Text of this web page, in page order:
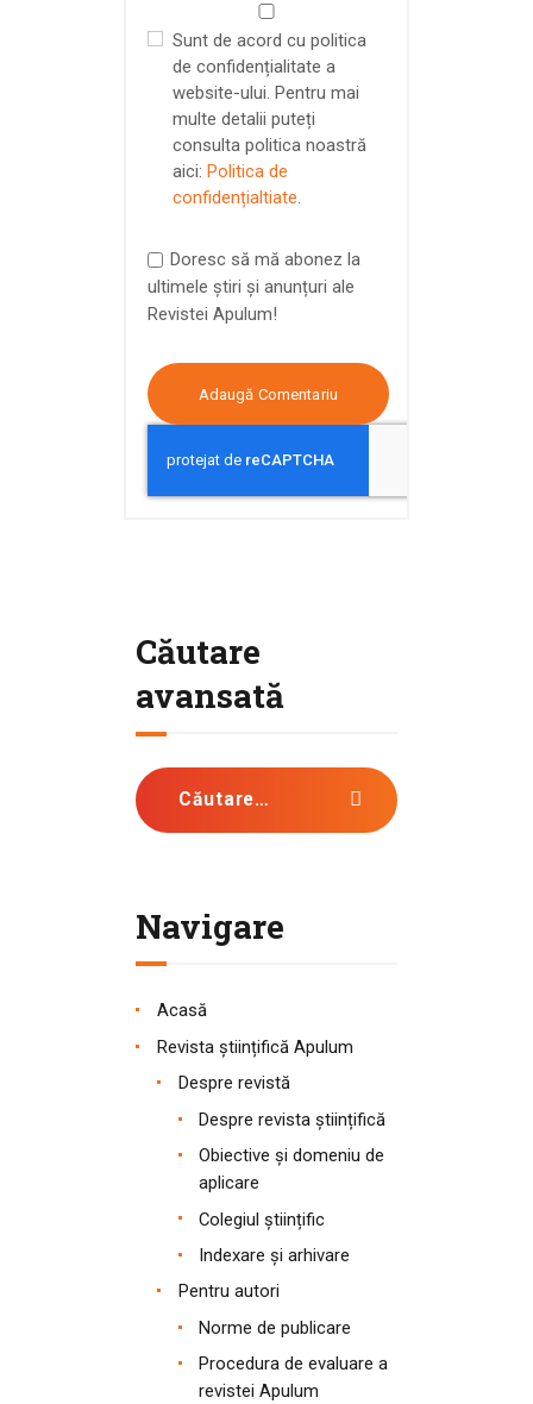
Sunt de acord cu politica
de confidențialitate a
website-ului. Pentru mai
multe detalii puteți
consulta politica noastră
aici: Politica de
confidențialtiate.
Doresc să mă abonez la
ultimele știri și anunțuri ale
Revistei Apulum!
Căutare
avansată
Caută după:
Navigare
Acasă
Revista științifică Apulum
Despre revistă
Despre revista științifică
Obiective și domeniu de
aplicare
Colegiul științific
Indexare și arhivare
Pentru autori
Norme de publicare
Procedura de evaluare a
revistei Apulum